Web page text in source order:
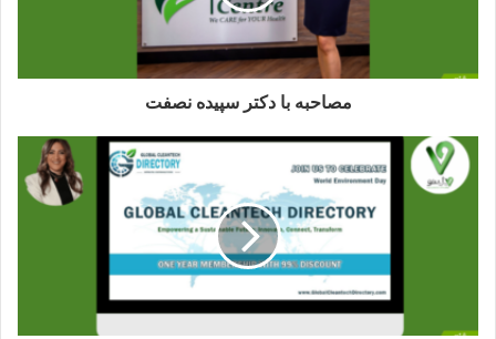
مصاحبه با دکتر سپیده نصفت